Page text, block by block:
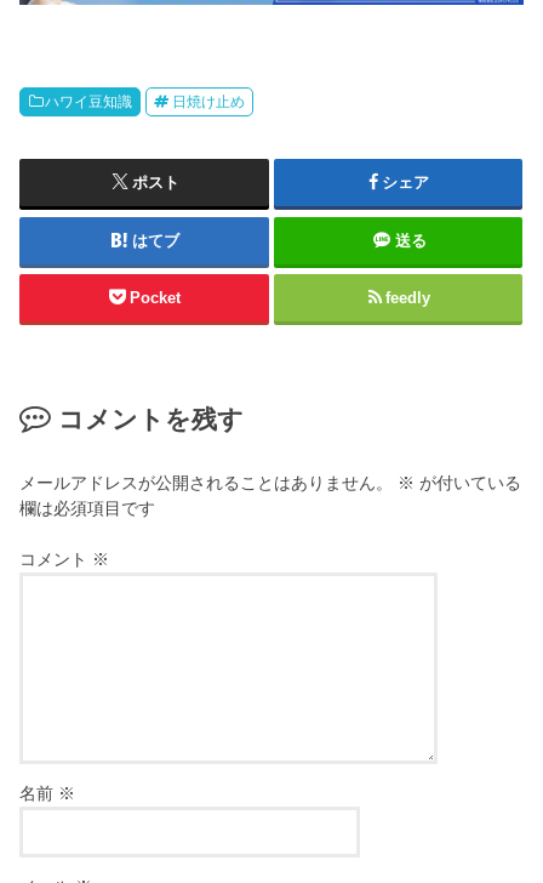
ハワイ豆知識 日焼け止め
ポスト シェア
はてブ 送る
Pocket feedly
コメントを残す
メールアドレスが公開されることはありません。 ※ が付いている
欄は必須項目です
コメント ※
名前 ※